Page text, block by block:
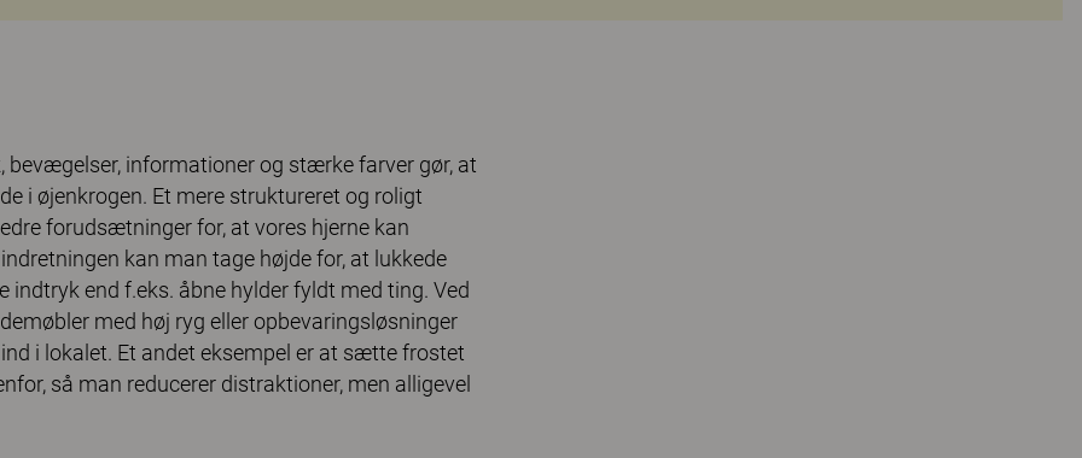
bevægelser, informationer og stærke farver gør, at
i øjenkrogen. Et mere struktureret og roligt
forudsætninger for, at vores hjerne kan
kan man tage højde for, at lukkede
end f.eks. åbne hylder fyldt med ting. Ved
med høj ryg eller opbevaringsløsninger
i lokalet. Et andet eksempel er at sætte frostet
så man reducerer distraktioner, men alligevel